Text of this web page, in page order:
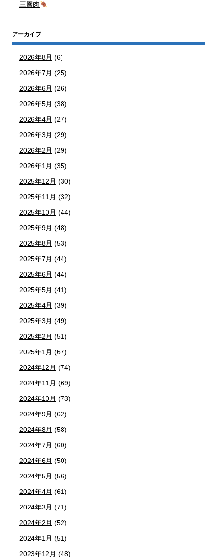
三層肉
アーカイブ
2026年8月 (6)
2026年7月 (25)
2026年6月 (26)
2026年5月 (38)
2026年4月 (27)
2026年3月 (29)
2026年2月 (29)
2026年1月 (35)
2025年12月 (30)
2025年11月 (32)
2025年10月 (44)
2025年9月 (48)
2025年8月 (53)
2025年7月 (44)
2025年6月 (44)
2025年5月 (41)
2025年4月 (39)
2025年3月 (49)
2025年2月 (51)
2025年1月 (67)
2024年12月 (74)
2024年11月 (69)
2024年10月 (73)
2024年9月 (62)
2024年8月 (58)
2024年7月 (60)
2024年6月 (50)
2024年5月 (56)
2024年4月 (61)
2024年3月 (71)
2024年2月 (52)
2024年1月 (51)
2023年12月 (48)